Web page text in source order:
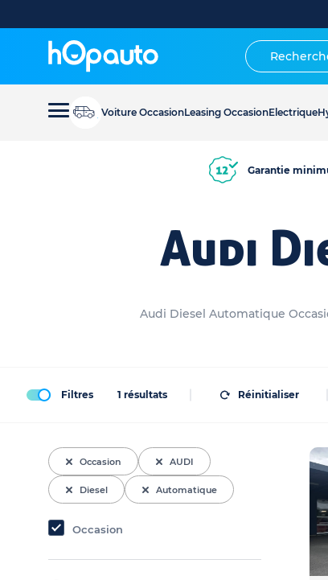
Voiture OccasionLeasing OccasionElectrique
Garantie
Audi
Audi Diesel Automatique
Filtres 1 résultats Réinitialiser
Occasion AUDI
Diesel Automatique
Occasion